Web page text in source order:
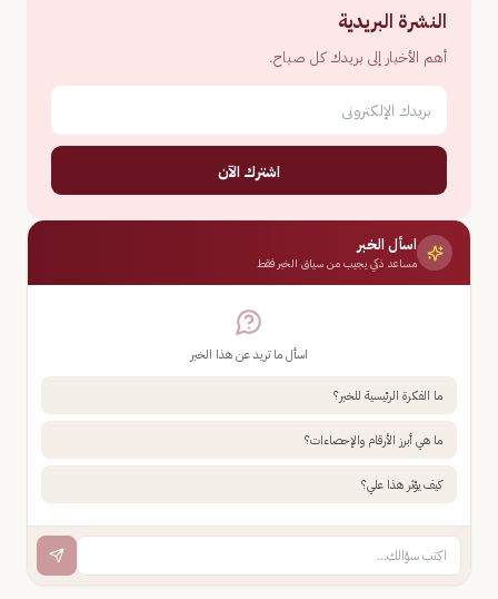
النشرة البريدية
أهم الأخبار إلى بريدك كل صباح.
اشترك الآن
اسأل الخبر
مساعد ذكي يجيب من سياق الخبر فقط
اسأل ما تريد عن هذا الخبر
ما الفكرة الرئيسية للخبر؟
ما هي أبرز الأرقام والإحصاءات؟
كيف يؤثر هذا علي؟